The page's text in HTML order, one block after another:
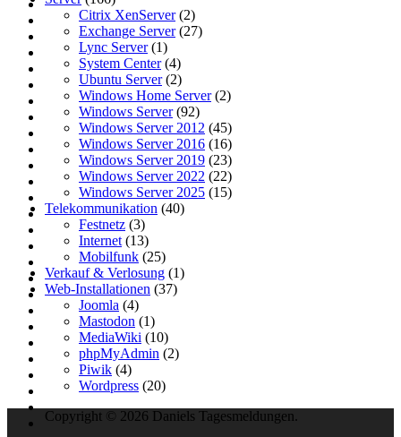
Citrix XenServer(2)
Exchange Server(27)
Lync Server(1)
System Center(4)
Ubuntu Server(2)
Windows Home Server(2)
Windows Server(92)
Windows Server 2012 (45)
Windows Server 2016 (16)
Windows Server 2019 (23)
Windows Server 2022 (22)
Windows Server 2025 (15)
Telekommunikation (40)
Festnetz (3)
Internet (13)
Mobilfunk (25)
Verkauf & Verlosung (1)
Web-Installationen (37)
Joomla (4)
Mastodon (1)
MediaWiki (10)
phpMyAdmin (2)
Piwik (4)
Wordpress (20)
Copyright © 2026 Daniels Tagesmeldungen.